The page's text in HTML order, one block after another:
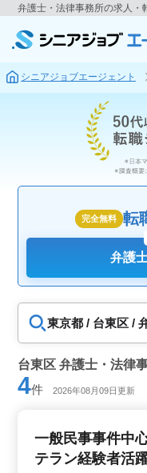
弁護士・法律事務所の求人・
シニアジョブエージェント
完全無料 転
弁護
東京都 / 台東区 /
台東区 弁護士・法律
4件 2026年08月09日更新
一般民事事件中
テラン経験者活